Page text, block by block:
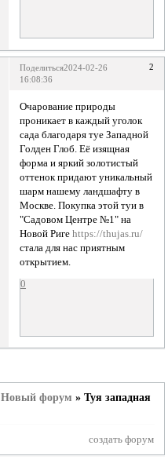
Поделиться 2
2024-02-26
16:08:36
Очарование природы
проникает в каждый уголок
сада благодаря туе Западной
Голден Глоб. Её изящная
форма и яркий золотистый
оттенок придают уникальный
шарм нашему ландшафту в
Москве. Покупка этой туи в
"Садовом Центре №1" на
Новой Ригеhttps://thujas.ru/
стала для нас приятным
открытием.
0
Новый форум » Туя западная
создать форум